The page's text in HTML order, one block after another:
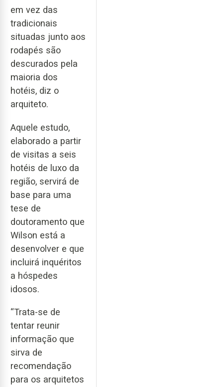
em vez das
tradicionais
situadas junto aos
rodapés são
descurados pela
maioria dos
hotéis, diz o
arquiteto.
Aquele estudo,
elaborado a partir
de visitas a seis
hotéis de luxo da
região, servirá de
base para uma
tese de
doutoramento que
Wilson está a
desenvolver e que
incluirá inquéritos
a hóspedes
idosos.
“Trata-se de
tentar reunir
informação que
sirva de
recomendação
para os arquitetos